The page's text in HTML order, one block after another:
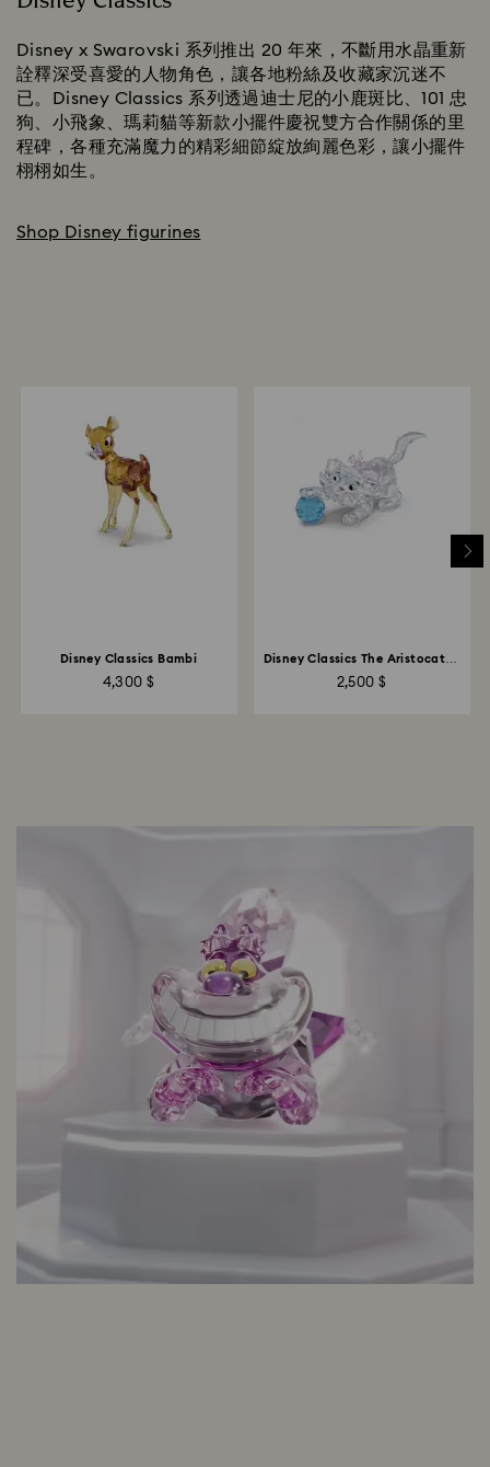
Disney x Swarovski 系列推出 20 年來，不斷用水晶重新
詮釋深受喜愛的人物角色，讓各地粉絲及收藏家沉迷不
已。Disney Classics 系列透過迪士尼的小鹿斑比、101 忠
狗、小飛象、瑪莉貓等新款小擺件慶祝雙方合作關係的里
程碑，各種充滿魔力的精彩細節綻放絢麗色彩，讓小擺件
栩栩如生。
Shop Disney figurines
Disney Classics Bambi
4,300 $
Disney Classics The Aristocats -
2,500 $